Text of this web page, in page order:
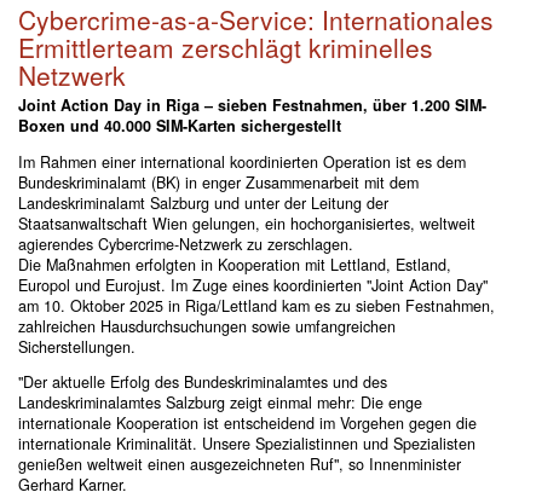
Cybercrime-as-a-Service: Internationales
Ermittlerteam zerschlägt kriminelles
Netzwerk
Joint Action Day in Riga – sieben Festnahmen, über 1.200 SIM-
Boxen und 40.000 SIM-Karten sichergestellt
Im Rahmen einer international koordinierten Operation ist es dem
Bundeskriminalamt (BK) in enger Zusammenarbeit mit dem
Landeskriminalamt Salzburg und unter der Leitung der
Staatsanwaltschaft Wien gelungen, ein hochorganisiertes, weltweit
agierendes Cybercrime-Netzwerk zu zerschlagen.
Die Maßnahmen erfolgten in Kooperation mit Lettland, Estland,
Europol und Eurojust. Im Zuge eines koordinierten "Joint Action Day"
am 10. Oktober 2025 in Riga/Lettland kam es zu sieben Festnahmen,
zahlreichen Hausdurchsuchungen sowie umfangreichen
Sicherstellungen.
"Der aktuelle Erfolg des Bundeskriminalamtes und des
Landeskriminalamtes Salzburg zeigt einmal mehr: Die enge
internationale Kooperation ist entscheidend im Vorgehen gegen die
internationale Kriminalität. Unsere Spezialistinnen und Spezialisten
genießen weltweit einen ausgezeichneten Ruf", so Innenminister
Gerhard Karner.